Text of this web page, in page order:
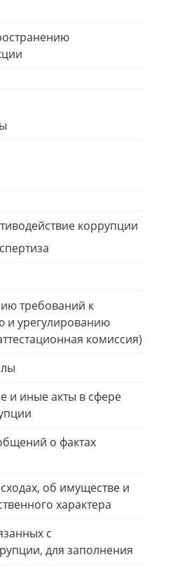
коррупции
требований к
и урегулированию
комиссия)
и иные акты в сфере
о фактах
об имуществе и
характера
с
для заполнения